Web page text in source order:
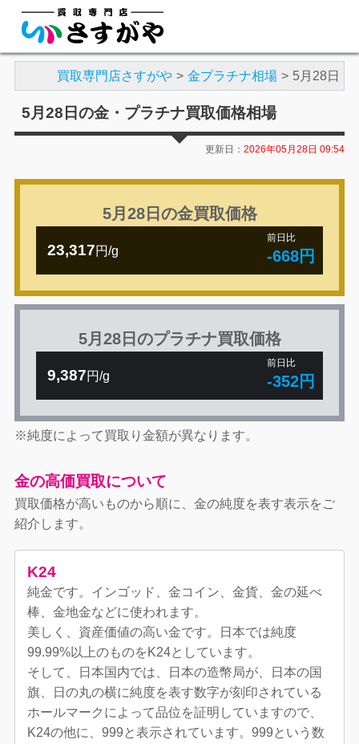
買取専門店さすがや 金プラチナ相場 5月28日
5月28日の金・プラチナ買取価格相場
更新日：2026年05月28日 09:54
5月28日の金買取価格
23,317円/g
前日比
-668円
5月28日のプラチナ買取価格
9,387円/g
前日比
-352円
※純度によって買取り金額が異なります。
金の高価買取について
買取価格が高いものから順に、金の純度を表す表示をご
紹介します。
K24
純金です。インゴッド、金コイン、金貨、金の延べ
棒、金地金などに使われます。
美しく、資産価値の高い金です。日本では純度
99.99%以上のものをK24としています。
そして、日本国内では、日本の造幣局が、日本の国
旗、日の丸の横に純度を表す数字が刻印されている
ホールマークによって品位を証明していますので、
K24の他に、999と表示されています。999という数